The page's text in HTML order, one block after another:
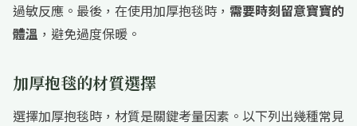
過敏反應。最後，在使用加厚抱毯時， 需要時刻留意寶寶的
體溫 ，避免過度保暖。
加厚抱毯的材質選擇
選擇加厚抱毯時，材質是關鍵考量因素。以下列出幾種常見